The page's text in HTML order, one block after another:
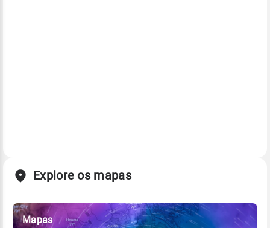
Explore os mapas
Mapas